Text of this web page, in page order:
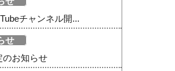
チャンネル開...
せ
のお知らせ